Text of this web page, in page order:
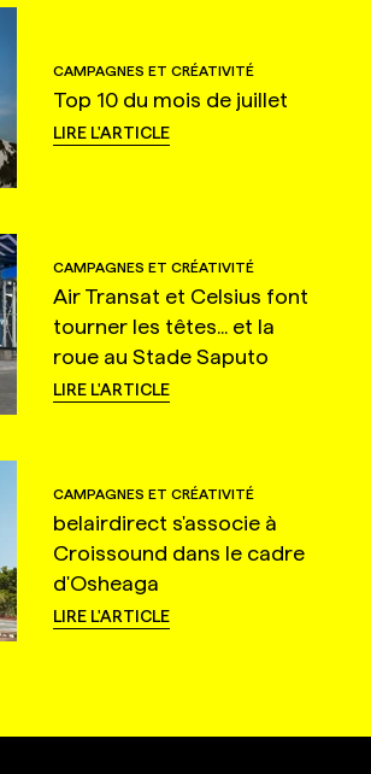
CAMPAGNES ET CRÉATIVITÉ
Top 10 du mois de juillet
LIRE L'ARTICLE
CAMPAGNES ET CRÉATIVITÉ
Air Transat et Celsius font
tourner les têtes... et la
roue au Stade Saputo
LIRE L'ARTICLE
CAMPAGNES ET CRÉATIVITÉ
belairdirect s'associe à
Croissound dans le cadre
d'Osheaga
LIRE L'ARTICLE